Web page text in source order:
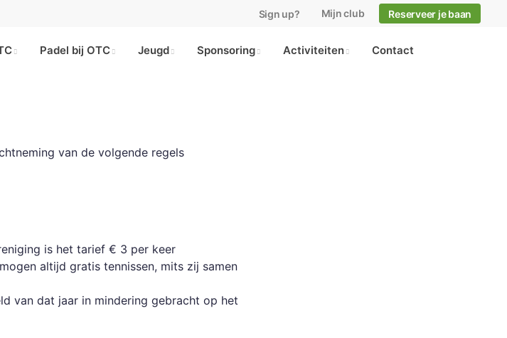
Sign up? Mijn club Reserveer je baan
Padel bij OTC Jeugd Sponsoring Activiteiten Contact
van de volgende regels
is het tarief € 3 per keer
altijd gratis tennissen, mits zij samen
van dat jaar in mindering gebracht op het